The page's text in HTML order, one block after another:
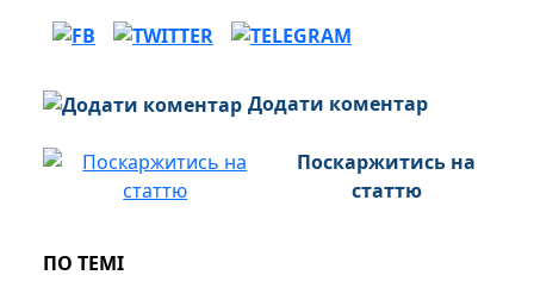
Додати коментар
Поскаржитись на
статтю
ПО ТЕМІ